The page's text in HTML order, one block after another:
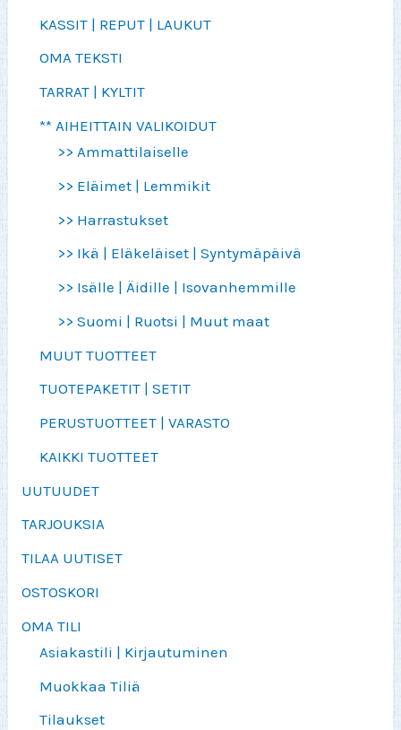
KASSIT | REPUT | LAUKUT
OMA TEKSTI
TARRAT | KYLTIT
** AIHEITTAIN VALIKOIDUT
>> Ammattilaiselle
>> Eläimet | Lemmikit
>> Harrastukset
>> Ikä | Eläkeläiset | Syntymäpäivä
>> Isälle | Äidille | Isovanhemmille
>> Suomi | Ruotsi | Muut maat
MUUT TUOTTEET
TUOTEPAKETIT | SETIT
PERUSTUOTTEET | VARASTO
KAIKKI TUOTTEET
UUTUUDET
TARJOUKSIA
TILAA UUTISET
OSTOSKORI
OMA TILI
Asiakastili | Kirjautuminen
Muokkaa Tiliä
Tilaukset